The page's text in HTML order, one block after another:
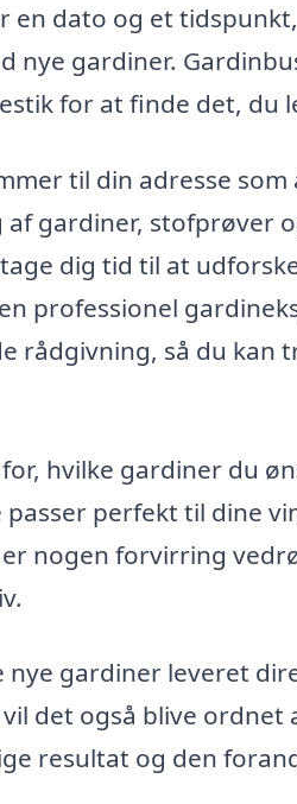
en dato og et
nye gardiner.
for at finde det, du
til din adresse
gardiner, stofprøver
dig tid til at
professionel
rådgivning, så du
hvilke gardiner du
perfekt til dine
nogen forvirring
gardiner leveret
det også blive ordnet
resultat og den